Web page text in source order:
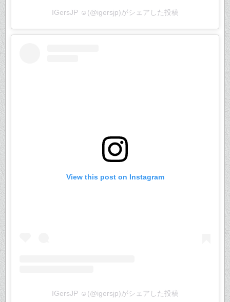
IGersJP ☺︎(@igersjp)がシェアした投稿
View this post on Instagram
IGersJP ☺︎(@igersjp)がシェアした投稿